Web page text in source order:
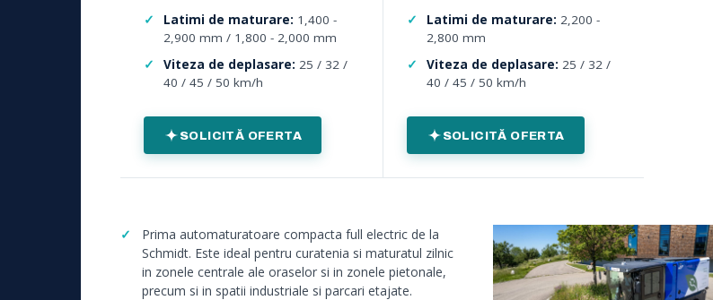
Latimi de maturare: 1,400 -
2,900 mm / 1,800 - 2,000 mm
Viteza de deplasare: 25 / 32 /
40 / 45 / 50 km/h
SOLICITĂ OFERTA
Latimi de maturare: 2,200 -
2,800 mm
Viteza de deplasare: 25 / 32 /
40 / 45 / 50 km/h
SOLICITĂ OFERTA
Prima automaturatoare compacta full electric de la
Schmidt. Este ideal pentru curatenia si maturatul zilnic
in zonele centrale ale oraselor si in zonele pietonale,
precum si in spatii industriale si parcari etajate.